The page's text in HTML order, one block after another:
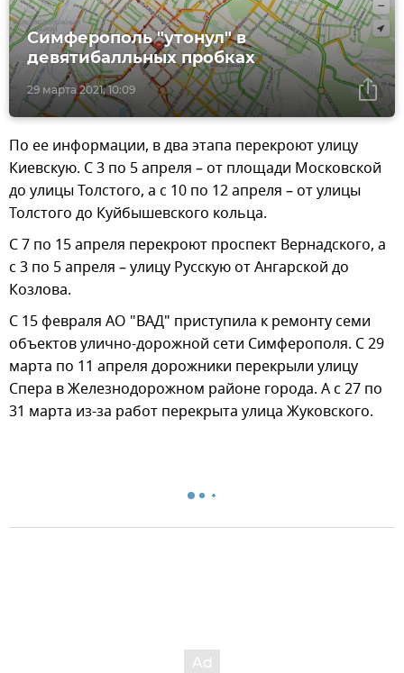
29 марта 2021, 10:09
Симферополь "утонул" в
девятибалльных пробках
По ее информации, в два этапа перекроют улицу
Киевскую. С 3 по 5 апреля – от площади Московской
до улицы Толстого, а с 10 по 12 апреля – от улицы
Толстого до Куйбышевского кольца.
С 7 по 15 апреля перекроют проспект Вернадского, а
с 3 по 5 апреля – улицу Русскую от Ангарской до
Козлова.
С 15 февраля АО "ВАД" приступила к ремонту семи
объектов улично-дорожной сети Симферополя. С 29
марта по 11 апреля дорожники перекрыли улицу
Спера в Железнодорожном районе города. А с 27 по
31 марта из-за работ перекрыта улица Жуковского.